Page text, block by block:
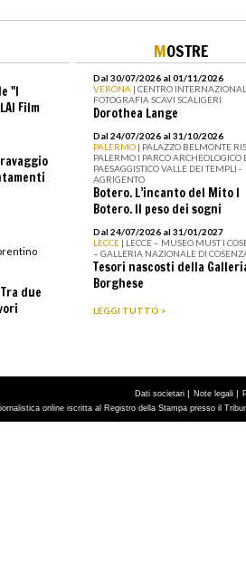
"I
Film
due
MOSTRE
Dal 30/07/2026 al 01/11/2026
VERONA | CENTRO
FOTOGRAFIA SCAVI SCALIGERI
Dorothea Lange
Dal 24/07/2026 al 31/10/2026
PALERMO | PALAZZO BELMONTE
PALERMO I PARCO ARCHEOLOGICO
PAESAGGISTICO VALLE DEI TEMPLI -
AGRIGENTO
Botero. L’incanto del Mito I
Botero. Il peso dei sogni
Dal 24/07/2026 al 31/01/2027
LECCE | LECCE – MUSEO MUST I
– GALLERIA NAZIONALE DI
Tesori nascosti della
Borghese
LEGGI TUTTO >
Dati societari | Note legali |
online iscritta al Registro della Stampa presso il